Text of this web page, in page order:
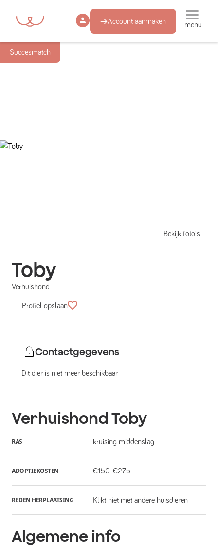
Account aanmaken menu
Succesmatch
Bekijk foto's
Toby
Verhuishond
Profiel opslaan
Contactgegevens
Dit dier is niet meer beschikbaar
VerhuishondToby
RAS kruising middenslag
ADOPTIEKOSTEN €150-€275
REDEN HERPLAATSING Klikt niet met andere huisdieren
Algemene info